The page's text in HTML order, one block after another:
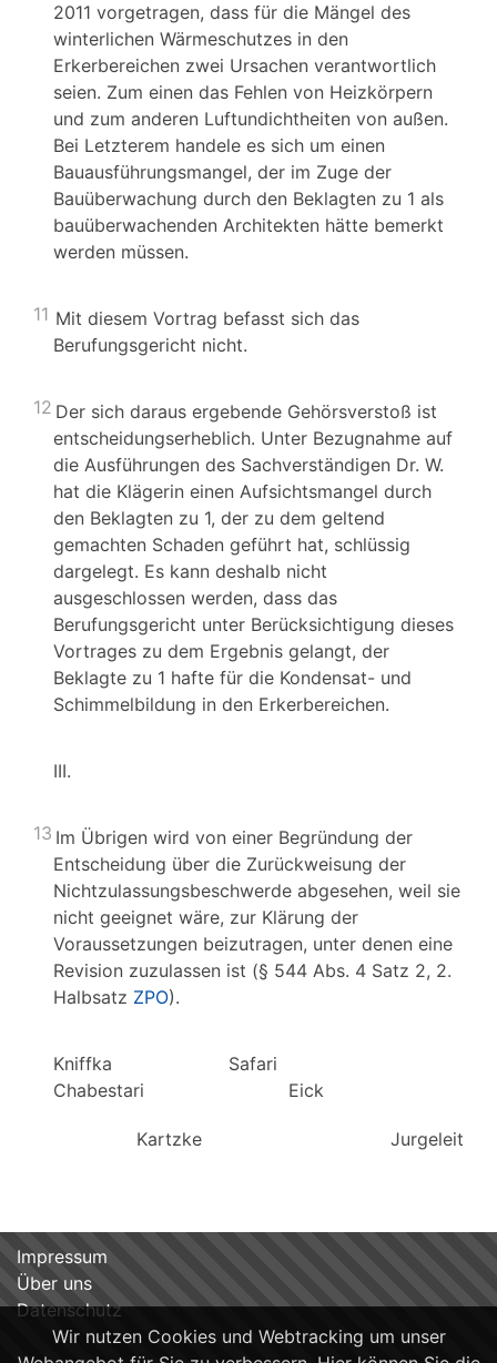
2011 vorgetragen, dass für die Mängel des
winterlichen Wärmeschutzes in den
Erkerbereichen zwei Ursachen verantwortlich
seien. Zum einen das Fehlen von Heizkörpern
und zum anderen Luftundichtheiten von außen.
Bei Letzterem handele es sich um einen
Bauausführungsmangel, der im Zuge der
Bauüberwachung durch den Beklagten zu 1 als
bauüberwachenden Architekten hätte bemerkt
werden müssen.
11 Mit diesem Vortrag befasst sich das
Berufungsgericht nicht.
12 Der sich daraus ergebende Gehörsverstoß ist
entscheidungserheblich. Unter Bezugnahme auf
die Ausführungen des Sachverständigen Dr. W.
hat die Klägerin einen Aufsichtsmangel durch
den Beklagten zu 1, der zu dem geltend
gemachten Schaden geführt hat, schlüssig
dargelegt. Es kann deshalb nicht
ausgeschlossen werden, dass das
Berufungsgericht unter Berücksichtigung dieses
Vortrages zu dem Ergebnis gelangt, der
Beklagte zu 1 hafte für die Kondensat- und
Schimmelbildung in den Erkerbereichen.
III.
13 Im Übrigen wird von einer Begründung der
Entscheidung über die Zurückweisung der
Nichtzulassungsbeschwerde abgesehen, weil sie
nicht geeignet wäre, zur Klärung der
Voraussetzungen beizutragen, unter denen eine
Revision zuzulassen ist (§ 544 Abs. 4 Satz 2, 2.
Halbsatz ZPO).
Kniffka Safari
Chabestari Eick
Kartzke Jurgeleit
Wir nutzen Cookies und Webtracking um unser
Impressum
Über uns
Datenschutz